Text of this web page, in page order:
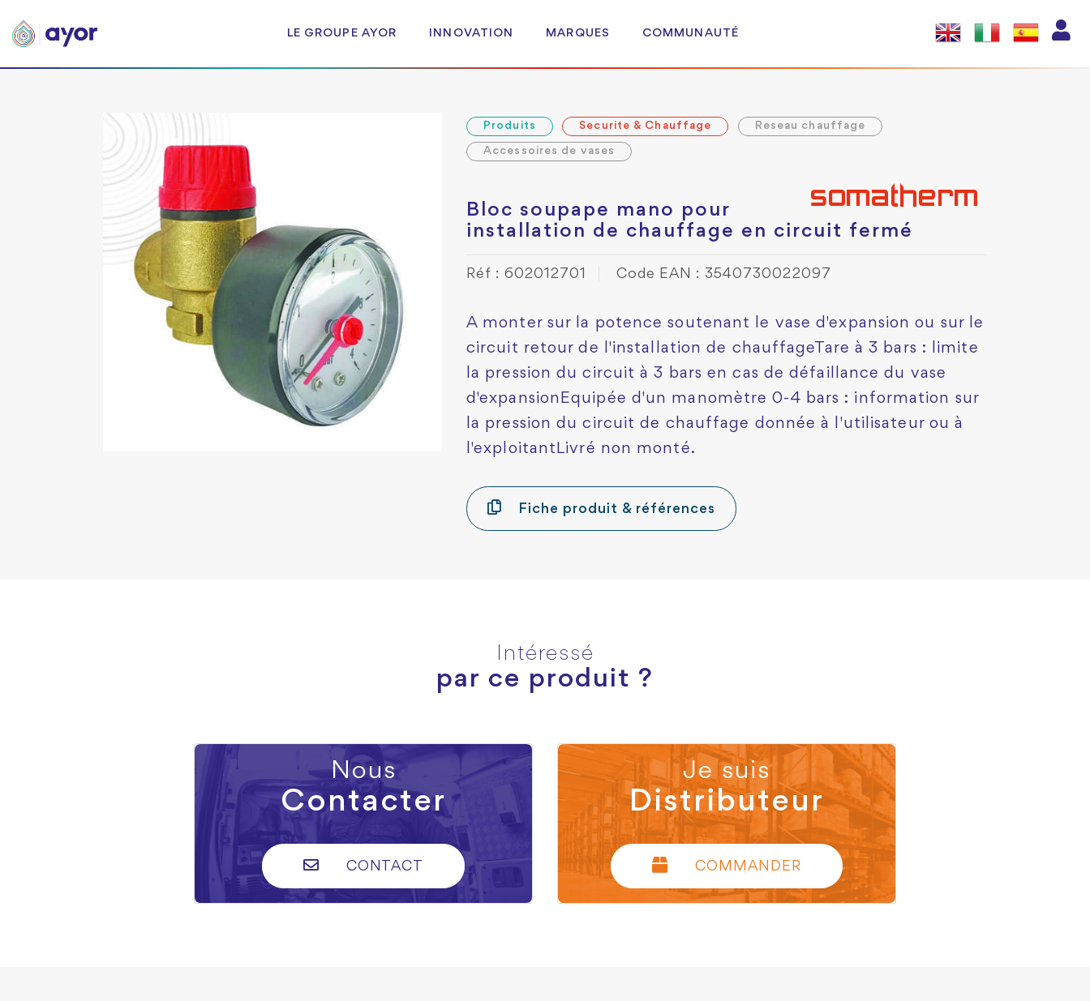
LE GROUPE AYOR INNOVATION MARQUES COMMUNAUTÉ
Produits Securite & Chauffage Reseau chauffage
Accessoires de vases
Bloc soupape mano pour
installation de chauffage en circuit fermé
Réf : 602012701 Code EAN : 3540730022097
A monter sur la potence soutenant le vase d'expansion ou sur le
circuit retour de l'installation de chauffageTare à 3 bars : limite
la pression du circuit à 3 bars en cas de défaillance du vase
d'expansionEquipée d'un manomètre 0-4 bars : information sur
la pression du circuit de chauffage donnée à l'utilisateur ou à
l'exploitantLivré non monté.
Fiche produit & références
Intéressé
par ce produit ?
Nous
Contacter
CONTACT
Je suis
Distributeur
COMMANDER